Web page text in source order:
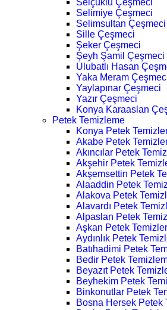
Selçuklu Çeşmeci
Selimiye Çeşmeci
Selimsultan Çeşmeci
Sille Çeşmeci
Şeker Çeşmeci
Şeyh Şamil Çeşmeci
Ulubatlı Hasan
Yaka Meram
Yaylapınar Çeşmeci
Yazır Çeşmeci
Konya Karaaslan
Petek Temizleme
Konya Petek
Akabe Petek
Akıncılar Petek
Akşehir Petek
Akşemsettin Petek
Alaaddin Petek
Alakova Petek
Alavardı Petek
Alpaslan Petek
Aşkan Petek
Aydınlık Petek
Batıhadimi Petek
Bedir Petek
Beyazıt Petek
Beyhekim Petek
Binkonutlar Petek
Bosna Hersek Petek